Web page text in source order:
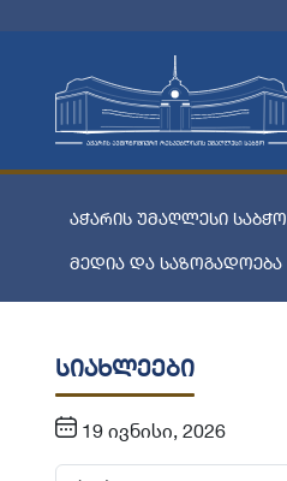
აჭარის უმაღლესი საბჭო
მედია და საზოგადოება
სიახლეები
19 ივნისი, 2026